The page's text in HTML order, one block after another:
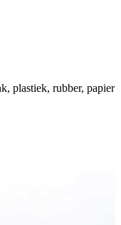
plastiek, rubber, papier